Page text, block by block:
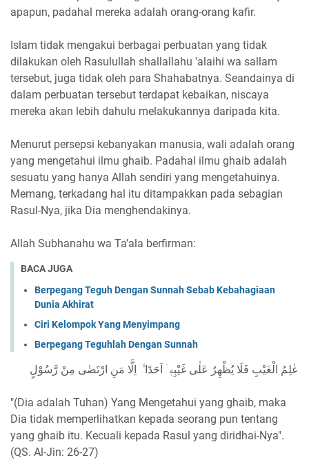
apapun, padahal mereka adalah orang-orang kafir.
Islam tidak mengakui berbagai perbuatan yang tidak
dilakukan oleh Rasulullah shallallahu 'alaihi wa sallam
tersebut, juga tidak oleh para Shahabatnya. Seandainya di
dalam perbuatan tersebut terdapat kebaikan, niscaya
mereka akan lebih dahulu melakukannya daripada kita.
Menurut persepsi kebanyakan manusia, wali adalah orang
yang mengetahui ilmu ghaib. Padahal ilmu ghaib adalah
sesuatu yang hanya Allah sendiri yang mengetahuinya.
Memang, terkadang hal itu ditampakkan pada sebagian
Rasul-Nya, jika Dia menghendakinya.
Allah Subhanahu wa Ta’ala berfirman:
BACA JUGA
Berpegang Teguh Dengan Sunnah Sebab Kebahagiaan
Dunia Akhirat
Ciri Kelompok Yang Menyimpang
Berpegang Teguhlah Dengan Sunnah
عٰلِمُ الْغَيْبِ فَلَا يُظْهِرُ عَلٰى غَيْبِهٖۤ اَحَدًا ۙ اِلَّا مَنِ ارْتَضٰى مِنْ رَّسُوْلٍ
"(Dia adalah Tuhan) Yang Mengetahui yang ghaib, maka
Dia tidak memperlihatkan kepada seorang pun tentang
yang ghaib itu. Kecuali kepada Rasul yang diridhai-Nya".
(QS. Al-Jin: 26-27)